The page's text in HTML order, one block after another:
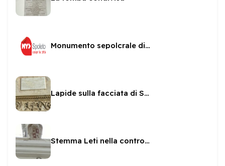
Monumento sepolcrale di Fulvio Orsini
Lapide sulla facciata di San Pietro
Stemma Leti nella controfacciata di San Pietro